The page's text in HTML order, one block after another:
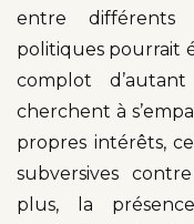
entre différents
politiques pourrait
complot
cherchent à
propres intérêts,
subversives
plus, la